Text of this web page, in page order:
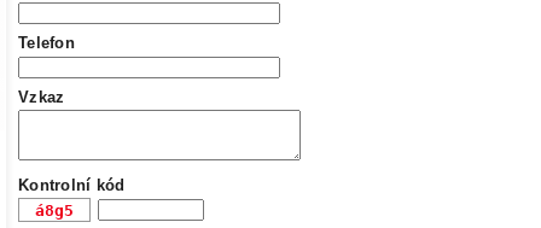
Telefon
Vzkaz
Kontrolní kód